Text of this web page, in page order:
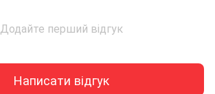
Додайте перший відгук
Написати відгук